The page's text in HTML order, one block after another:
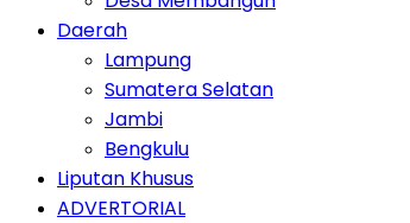
Daerah
Lampung
Sumatera Selatan
Jambi
Bengkulu
Liputan Khusus
ADVERTORIAL